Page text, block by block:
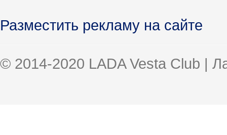
Разместить рекламу на сайте
© 2014-2020 LADA Vesta Club |